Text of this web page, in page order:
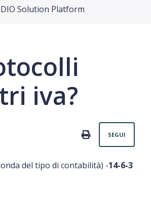
Solution Platform
iva?
PRINT
SEGUI
del tipo di contabilità) -14-6-3